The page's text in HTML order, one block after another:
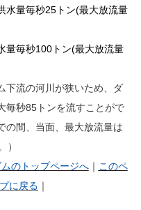
水量毎秒25トン(最大放流量
量毎秒100トン(最大放流量
下流の河川が狭いため、ダ
毎秒85トンを流すことがで
の間、当面、最大放流量は
）
ムのトップページへ｜ このペ
に戻る ｜